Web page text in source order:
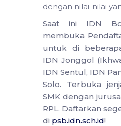
dengan nilai-nilai
Saat ini IDN
membuka
untuk di
IDN Jonggol
IDN Sentul, IDN
Solo. Terbuka
SMK dengan
RPL. Daftarkan
di psb.idn.sch.id!